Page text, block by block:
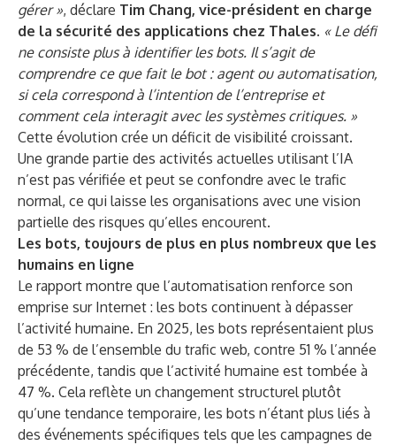
gérer », déclare Tim Chang, vice-président en charge
de la sécurité des applications chez Thales. « Le défi
ne consiste plus à identifier les bots. Il s’agit de
comprendre ce que fait le bot : agent ou automatisation,
si cela correspond à l’intention de l’entreprise et
comment cela interagit avec les systèmes critiques. »
Cette évolution crée un déficit de visibilité croissant.
Une grande partie des activités actuelles utilisant l’IA
n’est pas vérifiée et peut se confondre avec le trafic
normal, ce qui laisse les organisations avec une vision
partielle des risques qu’elles encourent.
Les bots, toujours de plus en plus nombreux que les
humains en ligne
Le rapport montre que l’automatisation renforce son
emprise sur Internet : les bots continuent à dépasser
l’activité humaine. En 2025, les bots représentaient plus
de 53 % de l’ensemble du trafic web, contre 51 % l’année
précédente, tandis que l’activité humaine est tombée à
47 %. Cela reflète un changement structurel plutôt
qu’une tendance temporaire, les bots n’étant plus liés à
des événements spécifiques tels que les campagnes de